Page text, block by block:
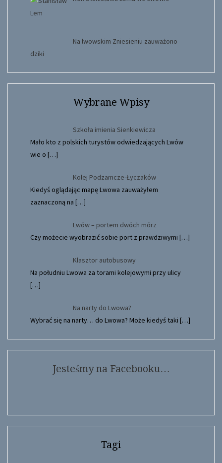
Na lwowskim Zniesieniu zauważono
dziki
Wybrane Wpisy
Szkoła imienia Sienkiewicza
Mało kto z polskich turystów odwiedzających Lwów
wie o […]
Kolej Podzamcze-Łyczaków
Kiedyś oglądając mapę Lwowa zauważyłem
zaznaczoną na […]
Lwów – portem dwóch mórz
Czy możecie wyobrazić sobie port z prawdziwymi […]
Klasztor autobusowy
Na południu Lwowa za torami kolejowymi przy ulicy
[…]
Na narty do Lwowa?
Wybrać się na narty… do Lwowa? Może kiedyś taki […]
Jesteśmy na Facebooku…
Tagi